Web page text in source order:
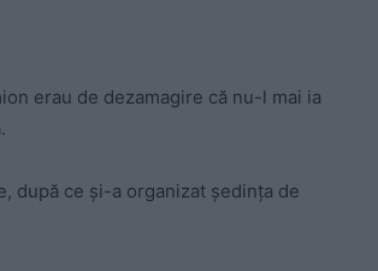
erau de dezamagire că nu-l mai ia
după ce și-a organizat ședința de